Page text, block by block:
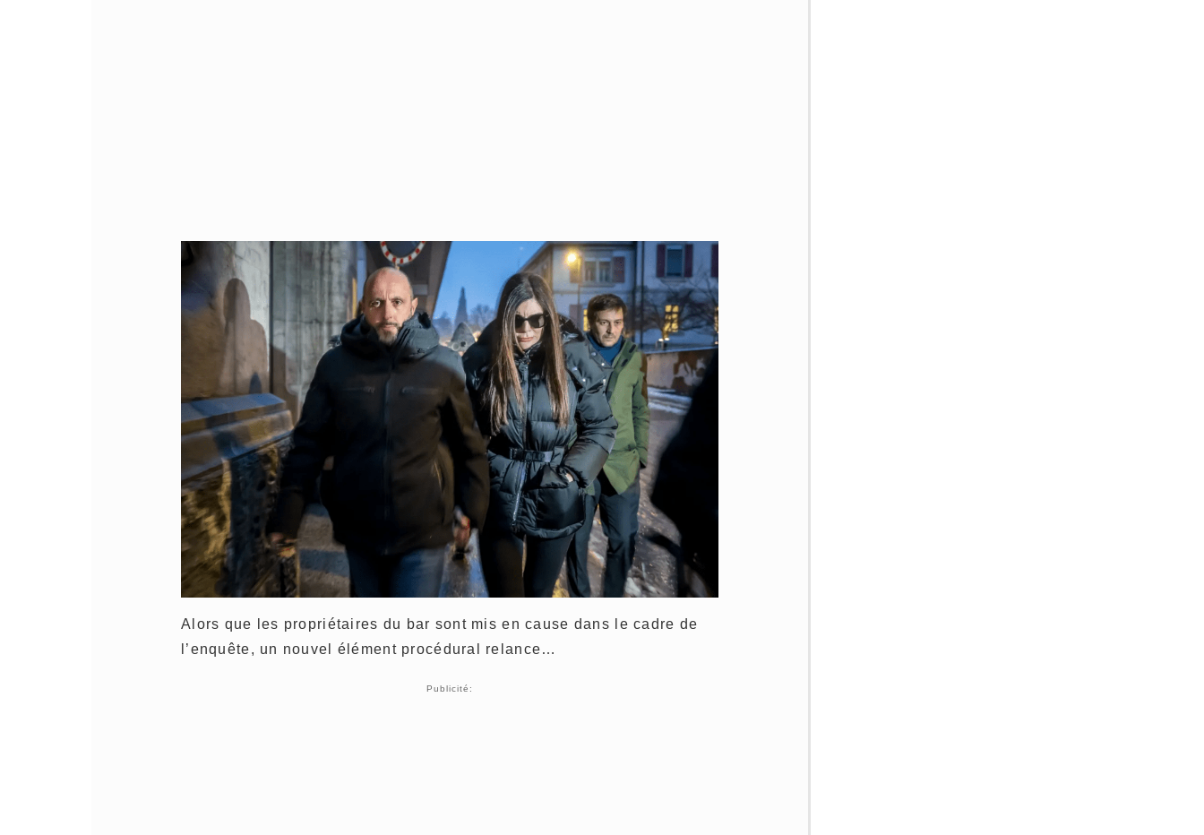
Alors que les propriétaires du bar sont mis en cause dans le cadre de
l’enquête, un nouvel élément procédural relance…
Publicité: